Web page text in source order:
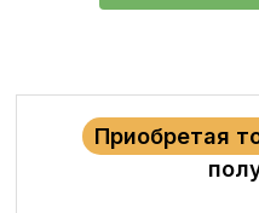
Приобретая